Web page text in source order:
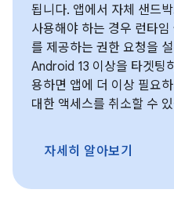
됩니다. 앱에서 자체 샌드
사용해야 하는 경우 런타
를 제공하는 권한 요청을
Android 13 이상을 타겟팅
용하면 앱에 더 이상 필요
대한 액세스를 취소할 수
자세히 알아보기